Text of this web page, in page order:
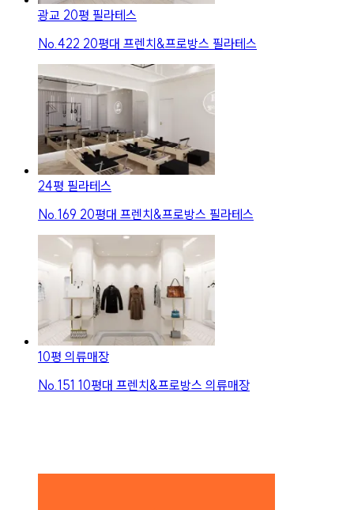
광교 20평 필라테스
No. 422 20평대 프렌치&프로방스 필라테스
24평 필라테스
No. 169 20평대 프렌치&프로방스 필라테스
10평 의류매장
No. 151 10평대 프렌치&프로방스 의류매장